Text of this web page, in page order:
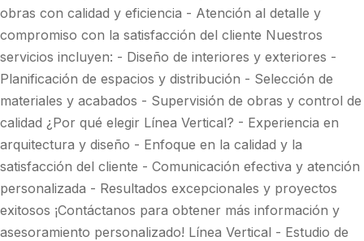
obras con calidad y eficiencia - Atención al detalle y
compromiso con la satisfacción del cliente Nuestros
servicios incluyen: - Diseño de interiores y exteriores -
Planificación de espacios y distribución - Selección de
materiales y acabados - Supervisión de obras y control de
calidad ¿Por qué elegir Línea Vertical? - Experiencia en
arquitectura y diseño - Enfoque en la calidad y la
satisfacción del cliente - Comunicación efectiva y atención
personalizada - Resultados excepcionales y proyectos
exitosos ¡Contáctanos para obtener más información y
asesoramiento personalizado! Línea Vertical - Estudio de